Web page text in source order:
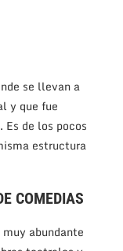
se llevan a
y que fue
de los pocos
estructura
COMEDIAS
abundante